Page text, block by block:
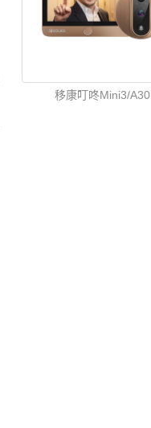
移康叮咚Mini3/A30